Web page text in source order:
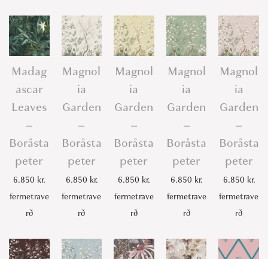
Madag
ascar
Leaves
–
Boråsta
peter
6.850 kr.
fermetrave
rð
Magnol
ia
Garden
–
Boråsta
peter
6.850 kr.
fermetrave
rð
Magnol
ia
Garden
–
Boråsta
peter
6.850 kr.
fermetrave
rð
Magnol
ia
Garden
–
Boråsta
peter
6.850 kr.
fermetrave
rð
Magnol
ia
Garden
–
Boråsta
peter
6.850 kr.
fermetrave
rð